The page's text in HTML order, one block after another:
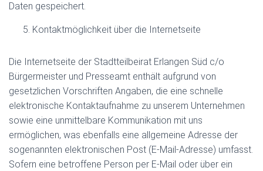
Daten gespeichert.
Kontaktmöglichkeit über die Internetseite
Die Internetseite der Stadtteilbeirat Erlangen Süd c/o
Bürgermeister und Presseamt enthält aufgrund von
gesetzlichen Vorschriften Angaben, die eine schnelle
elektronische Kontaktaufnahme zu unserem Unternehmen
sowie eine unmittelbare Kommunikation mit uns
ermöglichen, was ebenfalls eine allgemeine Adresse der
sogenannten elektronischen Post (E-Mail-Adresse) umfasst.
Sofern eine betroffene Person per E-Mail oder über ein